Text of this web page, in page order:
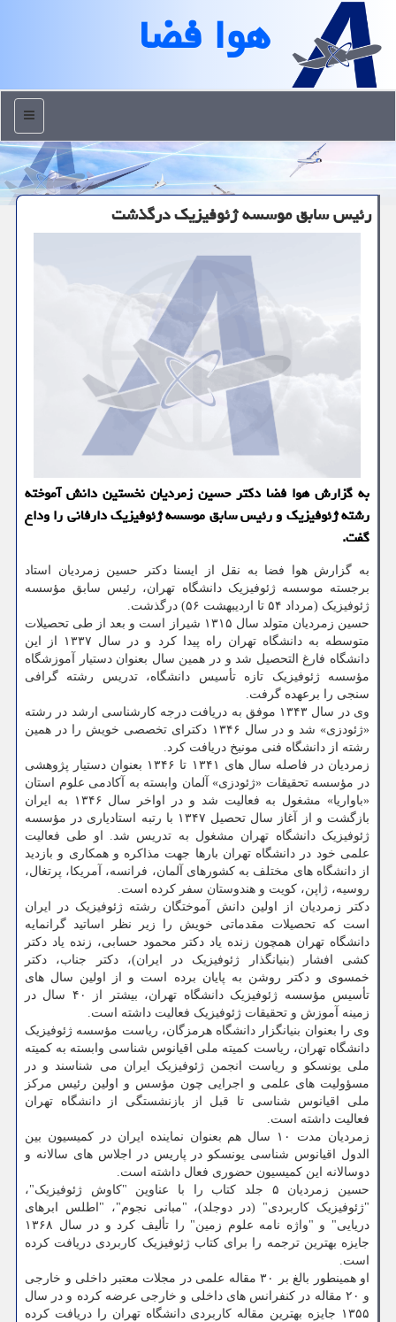
هوا فضا
منو
رئیس سابق موسسه ژئوفیزیك درگذشت
به گزارش هوا فضا دكتر حسین زمردیان نخستین دانش آموخته
رشته ژئوفیزیك و رئیس سابق موسسه ژئوفیزیك دارفانی را وداع
گفت.
به گزارش هوا فضا به نقل از ایسنا دکتر حسین زمردیان استاد
برجسته موسسه ژئوفیزیک دانشگاه تهران، رئیس سابق مؤسسه
ژئوفیزیک (مرداد ۵۴ تا اردیبهشت ۵۶) درگذشت.
حسین زمردیان متولد سال ۱۳۱۵ شیراز است و بعد از طی تحصیلات
متوسطه به دانشگاه تهران راه پیدا کرد و در سال ۱۳۳۷ از این
دانشگاه فارغ التحصیل شد و در همین سال بعنوان دستیار آموزشگاه
مؤسسه ژئوفیزیک تازه تأسیس دانشگاه، تدریس رشته گرافی
سنجی را برعهده گرفت.
وی در سال ۱۳۴۳ موفق به دریافت درجه کارشناسی ارشد در رشته
«ژئودزی» شد و در سال ۱۳۴۶ دکترای تخصصی خویش را در همین
رشته از دانشگاه فنی مونیخ دریافت کرد.
زمردیان در فاصله سال های ۱۳۴۱ تا ۱۳۴۶ بعنوان دستیار پژوهشی
در مؤسسه تحقیقات «ژئودزی» آلمان وابسته به آکادمی علوم استان
«باواریا» مشغول به فعالیت شد و در اواخر سال ۱۳۴۶ به ایران
بازگشت و از آغاز سال تحصیل ۱۳۴۷ با رتبه استادیاری در مؤسسه
ژئوفیزیک دانشگاه تهران مشغول به تدریس شد. او طی فعالیت
علمی خود در دانشگاه تهران بارها جهت مذاکره و همکاری و بازدید
از دانشگاه های مختلف به کشورهای آلمان، فرانسه، آمریکا، پرتغال،
روسیه، ژاپن، کویت و هندوستان سفر کرده است.
دکتر زمردیان از اولین دانش آموختگان رشته ژئوفیزیک در ایران
است که تحصیلات مقدماتی خویش را زیر نظر اساتید گرانمایه
دانشگاه تهران همچون زنده یاد دکتر محمود حسابی، زنده یاد دکتر
کشی افشار (بنیانگذار ژئوفیزیک در ایران)، دکتر جناب، دکتر
خمسوی و دکتر روشن به پایان برده است و از اولین سال های
تأسیس مؤسسه ژئوفیزیک دانشگاه تهران، بیشتر از ۴۰ سال در
زمینه آموزش و تحقیقات ژئوفیزیک فعالیت داشته است.
وی را بعنوان بنیانگزار دانشگاه هرمزگان، ریاست مؤسسه ژئوفیزیک
دانشگاه تهران، ریاست کمیته ملی اقیانوس شناسی وابسته به کمیته
ملی یونسکو و ریاست انجمن ژئوفیزیک ایران می شناسند و در
مسؤولیت های علمی و اجرایی چون مؤسس و اولین رئیس مرکز
ملی اقیانوس شناسی تا قبل از بازنشستگی از دانشگاه تهران
فعالیت داشته است.
زمردیان مدت ۱۰ سال هم بعنوان نماینده ایران در کمیسیون بین
الدول اقیانوس شناسی یونسکو در پاریس در اجلاس های سالانه و
دوسالانه این کمیسیون حضوری فعال داشته است.
حسین زمردیان ۵ جلد کتاب را با عناوین "کاوش ژئوفیزیک"،
"ژئوفیزیک کاربردی" (در دوجلد)، "مبانی نجوم"، "اطلس ابرهای
دریایی" و "واژه نامه علوم زمین" را تألیف کرد و در سال ۱۳۶۸
جایزه بهترین ترجمه را برای کتاب ژئوفیزیک کاربردی دریافت کرده
است.
او همینطور بالغ بر ۳۰ مقاله علمی در مجلات معتبر داخلی و خارجی
و ۲۰ مقاله در کنفرانس های داخلی و خارجی عرضه کرده و در سال
۱۳۵۵ جایزه بهترین مقاله کاربردی دانشگاه تهران را دریافت کرده